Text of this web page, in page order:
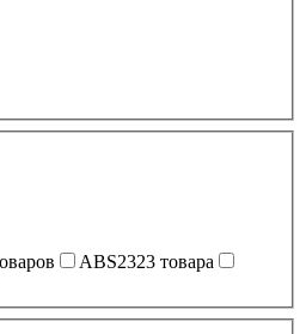
ABS2323 товара